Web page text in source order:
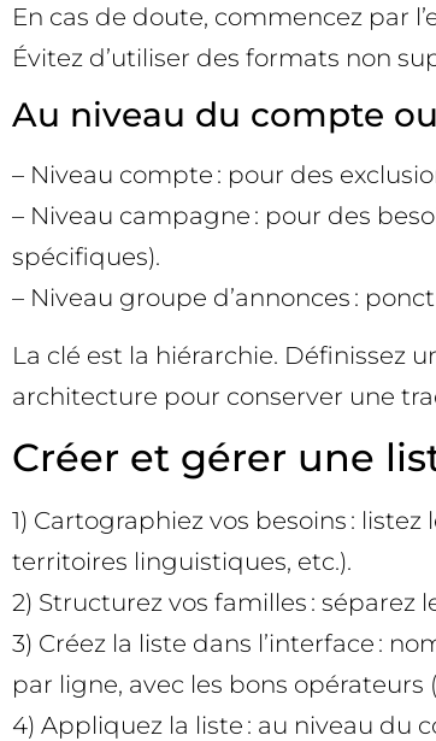
En cas de doute, commencez par
Évitez d’utiliser des formats non
Au niveau du compte
– Niveau compte : pour des
– Niveau campagne : pour des
spécifiques).
– Niveau groupe d’annonces :
La clé est la hiérarchie. Définissez
architecture pour conserver une
Créer et gérer une
1) Cartographiez vos besoins :
territoires linguistiques, etc.).
2) Structurez vos familles :
3) Créez la liste dans l’interface :
par ligne, avec les bons opérateurs
4) Appliquez la liste : au niveau du